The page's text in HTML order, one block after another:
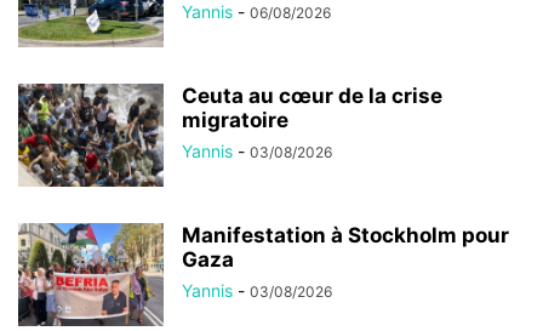
Yannis - 06/08/2026
Ceuta au cœur de la crise
migratoire
Yannis - 03/08/2026
Manifestation à Stockholm pour
Gaza
Yannis - 03/08/2026